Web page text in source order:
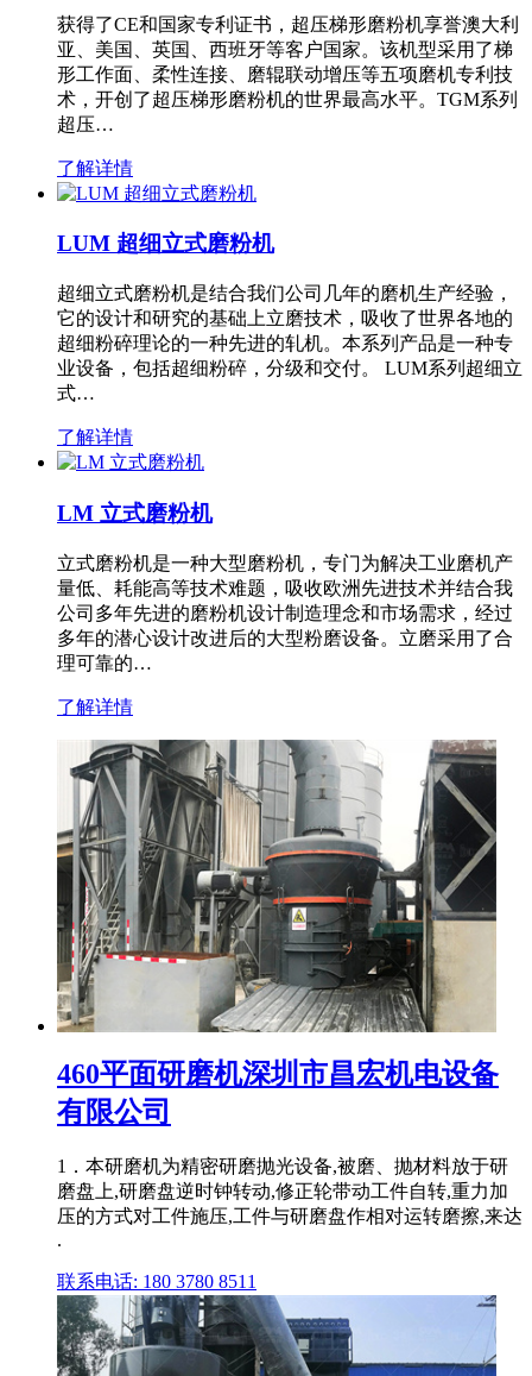
获得了CE和国家专利证书，超压梯形磨粉机享誉澳大利
亚、美国、英国、西班牙等客户国家。该机型采用了梯
形工作面、柔性连接、磨辊联动增压等五项磨机专利技
术，开创了超压梯形磨粉机的世界最高水平。TGM系列
超压…
了解详情
LUM 超细立式磨粉机
超细立式磨粉机是结合我们公司几年的磨机生产经验，
它的设计和研究的基础上立磨技术，吸收了世界各地的
超细粉碎理论的一种先进的轧机。本系列产品是一种专
业设备，包括超细粉碎，分级和交付。 LUM系列超细立
式…
了解详情
LM 立式磨粉机
立式磨粉机是一种大型磨粉机，专门为解决工业磨机产
量低、耗能高等技术难题，吸收欧洲先进技术并结合我
公司多年先进的磨粉机设计制造理念和市场需求，经过
多年的潜心设计改进后的大型粉磨设备。立磨采用了合
理可靠的…
了解详情
460平面研磨机深圳市昌宏机电设备
有限公司
1．本研磨机为精密研磨抛光设备,被磨、抛材料放于研
磨盘上,研磨盘逆时钟转动,修正轮带动工件自转,重力加
压的方式对工件施压,工件与研磨盘作相对运转磨擦,来达
.
联系电话: 180 3780 8511